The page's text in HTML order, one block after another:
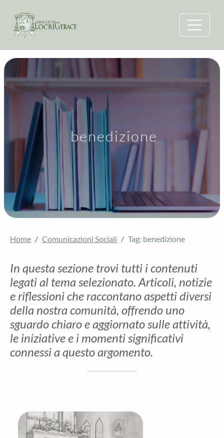
benedizione
Home Comunicazioni Sociali Tag: benedizione
In questa sezione trovi tutti i contenuti
legati al tema selezionato. Articoli, notizie
e riflessioni che raccontano aspetti diversi
della nostra comunità, offrendo uno
sguardo chiaro e aggiornato sulle attività,
le iniziative e i momenti significativi
connessi a questo argomento.